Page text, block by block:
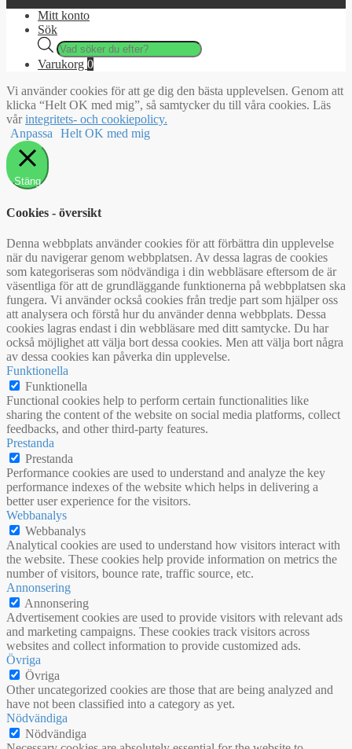
Mitt konto
Sök
Products
search
Varukorg 0
Vi använder cookies för att ge dig den bästa upplevelsen. Genom att
klicka “Helt OK med mig”, så samtycker du till våra cookies. Läs
vårintegritets- och cookiepolicy.
Anpassa
Helt OK med mig
Stäng
Cookies - översikt
Denna webbplats använder cookies för att förbättra din upplevelse
när du navigerar genom webbplatsen. Av dessa lagras de cookies
som kategoriseras som nödvändiga i din webbläsare eftersom de är
väsentliga för att de grundläggande funktionerna på webbplatsen ska
fungera. Vi använder också cookies från tredje part som hjälper oss
att analysera och förstå hur du använder denna webbplats. Dessa
cookies lagras endast i din webbläsare med ditt samtycke. Du har
också möjlighet att välja bort dessa cookies. Men att välja bort några
av dessa cookies kan påverka din upplevelse.
Funktionella
Funktionella
Functional cookies help to perform certain functionalities like
sharing the content of the website on social media platforms, collect
feedbacks, and other third-party features.
Prestanda
Prestanda
Performance cookies are used to understand and analyze the key
performance indexes of the website which helps in delivering a
better user experience for the visitors.
Webbanalys
Webbanalys
Analytical cookies are used to understand how visitors interact with
the website. These cookies help provide information on metrics the
number of visitors, bounce rate, traffic source, etc.
Annonsering
Annonsering
Advertisement cookies are used to provide visitors with relevant ads
and marketing campaigns. These cookies track visitors across
websites and collect information to provide customized ads.
Övriga
Övriga
Other uncategorized cookies are those that are being analyzed and
have not been classified into a category as yet.
Nödvändiga
Nödvändiga